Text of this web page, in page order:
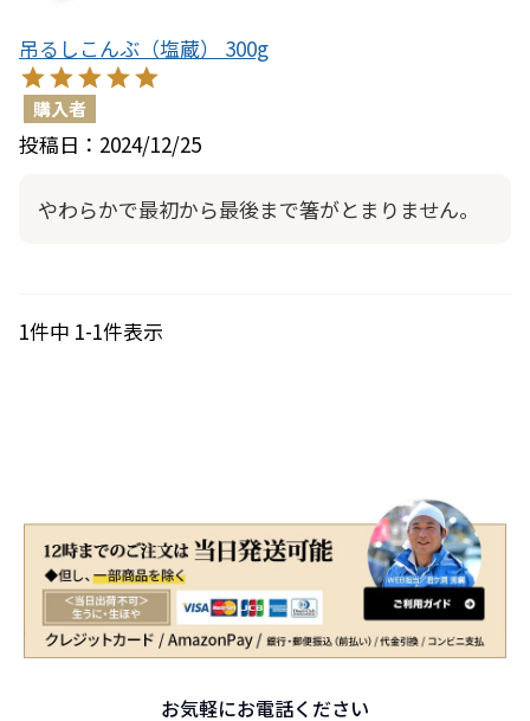
吊るしこんぶ（塩蔵） 300g
購入者
投稿日 2024/12/25
やわらかで最初から最後まで箸がとまりません。
1件中 1-1件表示
お気軽にお電話ください